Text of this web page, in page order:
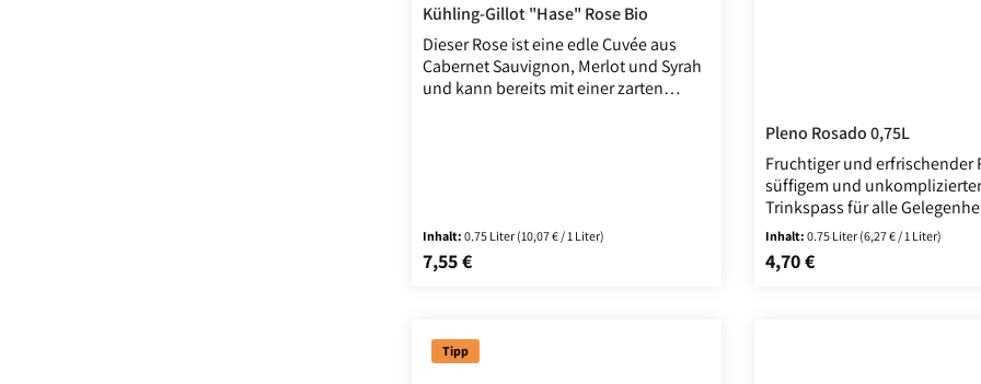
Kühling-Gillot "Hase" Rose Bio
Dieser Rose ist eine edle Cuvée aus
Cabernet Sauvignon, Merlot und Syrah
und kann bereits mit einer zarten
Inhalt:0.75 Liter (10,07 € / 1 Liter)
Regulärer Preis:
7,55 €
Pleno Rosado 0,75L
Fruchtiger und erfrischender
süffigem und
Trinkspass für alle
Inhalt: 0.75 Liter (6,27 € / 1 Liter)
Regulärer Preis:
4,70 €
Tipp